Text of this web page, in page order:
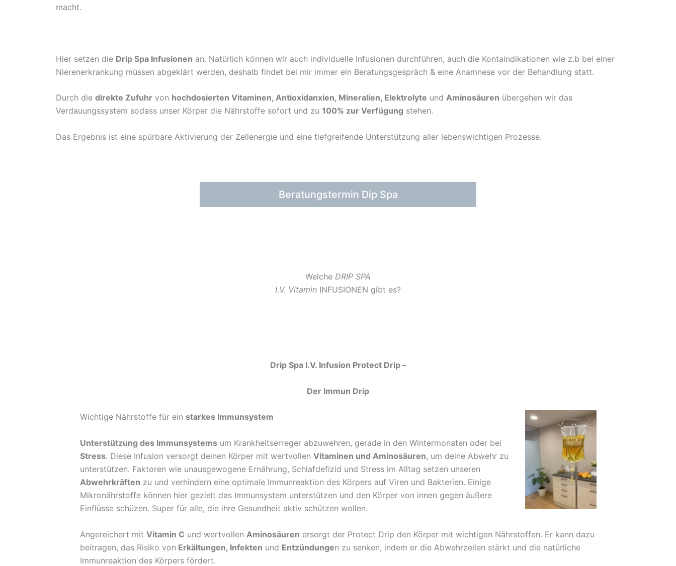
macht.
Hier setzen die Drip Spa Infusionen an. Natürlich können wir auch individuelle Infusionen durchführen, auch die Kontaindikationen wie z.b bei einer
Nierenerkrankung müssen abgeklärt werden, deshalb findet bei mir immer ein Beratungsgespräch & eine Anamnese vor der Behandlung statt.
Durch die direkte Zufuhrvon hochdosierten Vitaminen, Antioxidanxien, Mineralien, Elektrolyte und Aminosäuren übergehen wir das
Verdauungssystem sodass unser Körper die Nährstoffe sofort und zu 100% zur Verfügung stehen.
Das Ergebnis ist eine spürbare Aktivierung der Zellenergie und eine tiefgreifende Unterstützung aller lebenswichtigen Prozesse.
Beratungstermin Dip Spa
Welche DRIP SPA
I.V. Vitamin INFUSIONEN gibt es?
Drip Spa I.V. Infusion Protect Drip –
Der Immun Drip
Wichtige Nährstoffe für ein starkes Immunsystem
Unterstützung des Immunsystemsum Krankheitserreger abzuwehren, gerade in den Wintermonaten oder bei
Stress. Diese Infusion versorgt deinen Körper mit wertvollen Vitaminen und Aminosäuren, um deine Abwehr zu
unterstützen. Faktoren wie unausgewogene Ernährung, Schlafdefizid und Stress im Alltag setzen unseren
Abwehrkräften zu und verhindern eine optimale Immunreaktion des Körpers auf Viren und Bakterien. Einige
Mikronährstoffe können hier gezielt das Immunsystem unterstützen und den Körper von innen gegen äußere
Einflüsse schüzen. Super für alle, die ihre Gesundheit aktiv schützen wollen.
Angereichert mit Vitamin C und wertvollen Aminosäuren ersorgt der Protect Drip den Körper mit wichtigen Nährstoffen. Er kann dazu
beitragen, das Risiko von Erkältungen, Infekten und Entzündungen zu senken, indem er die Abwehrzellen stärkt und die natürliche
Immunreaktion des Körpers fördert.